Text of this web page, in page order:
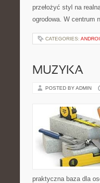
przełożyć styl na
ogrodowa. W centrum
CATEGORIES:
MUZYKA
POSTED BY ADMIN
praktyczna baza dla